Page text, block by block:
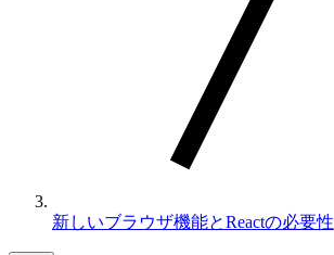
新しいブラウザ機能とReactの必要性